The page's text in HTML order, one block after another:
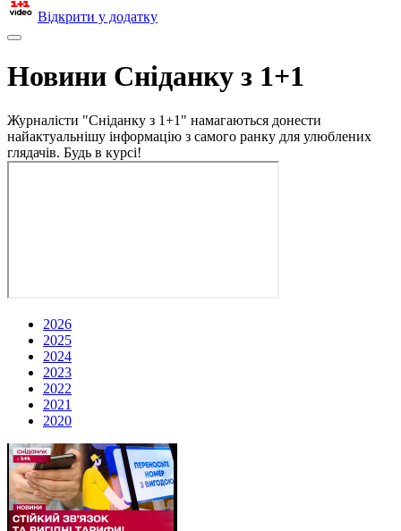
Відкрити у додатку
Новини Сніданку з 1+1
Журналісти "Сніданку з 1+1" намагаються донести
найактуальнішу інформацію з самого ранку для улюблених
глядачів. Будь в курсі!
2026
2025
2024
2023
2022
2021
2020